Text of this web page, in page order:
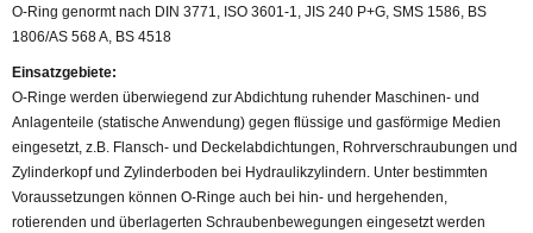
O-Ring genormt nach DIN 3771, ISO 3601-1, JIS 240 P+G, SMS 1586, BS
1806/AS 568 A, BS 4518
Einsatzgebiete:
O-Ringe werden überwiegend zur Abdichtung ruhender Maschinen- und
Anlagenteile (statische Anwendung) gegen flüssige und gasförmige Medien
eingesetzt, z.B. Flansch- und Deckelabdichtungen, Rohrverschraubungen und
Zylinderkopf und Zylinderboden bei Hydraulikzylindern. Unter bestimmten
Voraussetzungen können O-Ringe auch bei hin- und hergehenden,
rotierenden und überlagerten Schraubenbewegungen eingesetzt werden